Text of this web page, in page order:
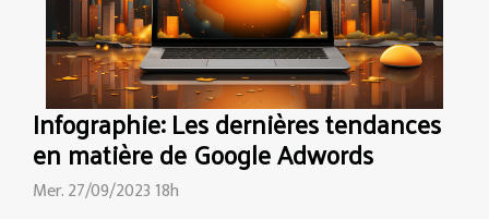
Infographie: Les dernières tendances
en matière de Google Adwords
Mer. 27/09/2023 18h